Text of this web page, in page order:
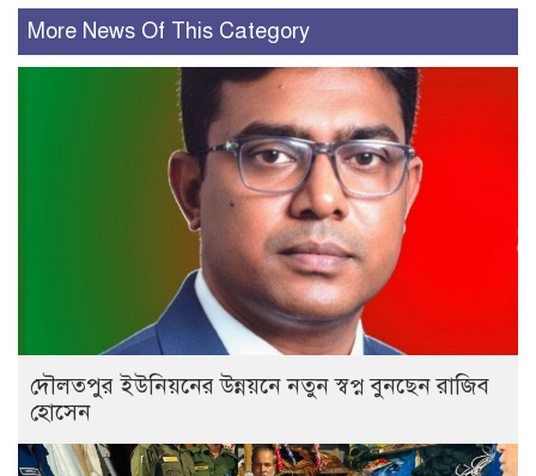
More News Of This Category
দৌলতপুর ইউনিয়নের উন্নয়নে নতুন স্বপ্ন বুনছেন রাজিব
হোসেন